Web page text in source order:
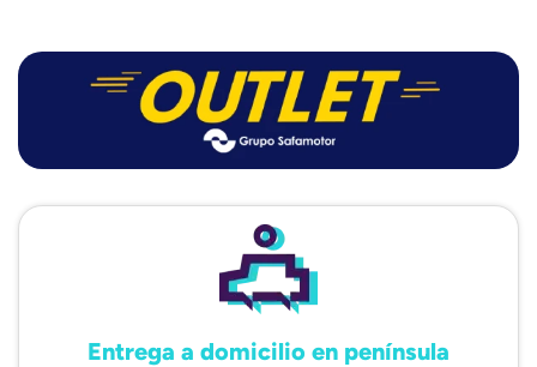
Entrega a domicilio en península